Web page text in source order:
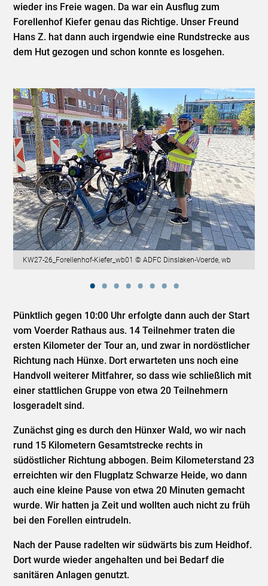
wieder ins Freie wagen. Da war ein Ausflug zum
Forellenhof Kiefer genau das Richtige. Unser Freund
Hans Z. hat dann auch irgendwie eine Rundstrecke aus
dem Hut gezogen und schon konnte es losgehen.
KW27-26_Forellenhof-Kiefer_wb01 © ADFC Dinslaken-Voerde, wb
Pünktlich gegen 10:00 Uhr erfolgte dann auch der Start
vom Voerder Rathaus aus. 14 Teilnehmer traten die
ersten Kilometer der Tour an, und zwar in nordöstlicher
Richtung nach Hünxe. Dort erwarteten uns noch eine
Handvoll weiterer Mitfahrer, so dass wie schließlich mit
einer stattlichen Gruppe von etwa 20 Teilnehmern
losgeradelt sind.
Zunächst ging es durch den Hünxer Wald, wo wir nach
rund 15 Kilometern Gesamtstrecke rechts in
südöstlicher Richtung abbogen. Beim Kilometerstand 23
erreichten wir den Flugplatz Schwarze Heide, wo dann
auch eine kleine Pause von etwa 20 Minuten gemacht
wurde. Wir hatten ja Zeit und wollten auch nicht zu früh
bei den Forellen eintrudeln.
Nach der Pause radelten wir südwärts bis zum Heidhof.
Dort wurde wieder angehalten und bei Bedarf die
sanitären Anlagen genutzt.